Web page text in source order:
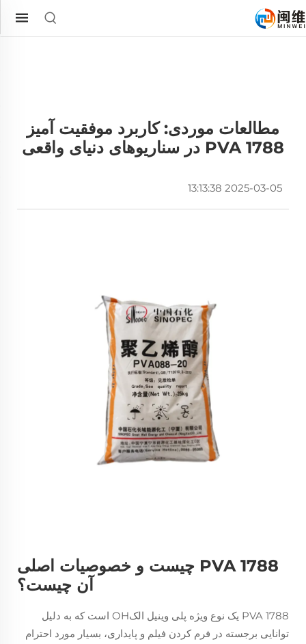
مطالعات موردی: کاربرد موفقیت آمیز
PVA 1788 در سناریوهای دنیای واقعی
2025-03-05 13:13:38
PVA 1788 چیست و خصوصیات اصلی
آن چیست؟
PVA 1788 یک نوع ویژه پلی وینیل الکOH است که به دلیل
توانایی برجسته در فرم کردن فیلم و پایداری، بسیار مورد احترام